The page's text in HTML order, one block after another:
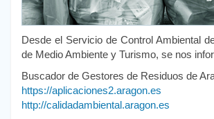
Desde el Servicio de Control Ambiental
de Medio Ambiente y Turismo, se nos
Buscador de Gestores de Residuos de
https://aplicaciones2.aragon.es
http://calidadambiental.aragon.es